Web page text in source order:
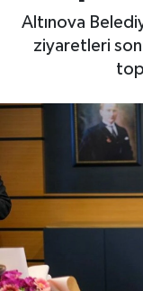
Altınova
ziyaretleri
Yaşam